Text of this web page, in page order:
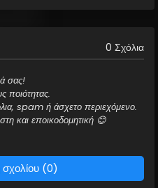
0 Σχόλια
σας!
ποιότητας.
spam ή άσχετο περιεχόμενο.
και εποικοδομητική 😊
(0)